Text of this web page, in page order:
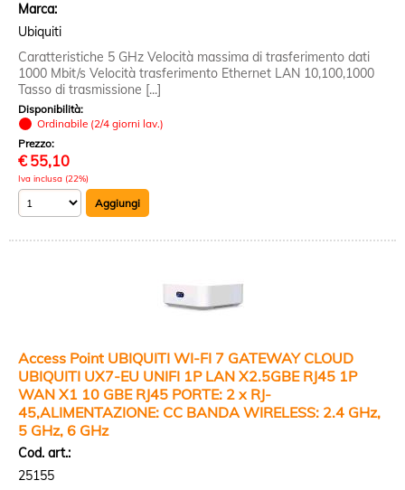
Marca:
Ubiquiti
Caratteristiche 5 GHz Velocità massima di trasferimento dati
1000 Mbit/s Velocità trasferimento Ethernet LAN 10,100,1000
Tasso di trasmissione [...]
Disponibilità:
Ordinabile (2/4 giorni lav.)
Prezzo:
€ 55,10
Iva inclusa (22%)
Access Point UBIQUITI WI-FI 7 GATEWAY CLOUD
UBIQUITI UX7-EU UNIFI 1P LAN X2.5GBE RJ45 1P
WAN X1 10 GBE RJ45 PORTE: 2 x RJ-
45,ALIMENTAZIONE: CC BANDA WIRELESS: 2.4 GHz,
5 GHz, 6 GHz
Cod. art.:
25155